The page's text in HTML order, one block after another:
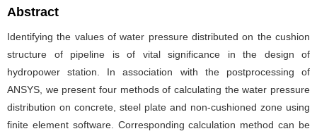
Abstract
Identifying the values of water pressure distributed on the cushion
structure of pipeline is of vital significance in the design of
hydropower station. In association with the postprocessing of
ANSYS, we present four methods of calculating the water pressure
distribution on concrete, steel plate and non-cushioned zone using
finite element software. Corresponding calculation method can be